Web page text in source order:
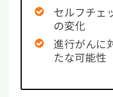
セルフチェ
の変化
進行がんに
たな可能性